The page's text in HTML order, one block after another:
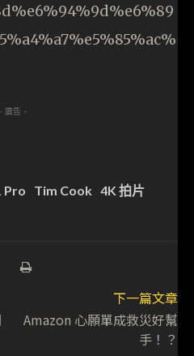
- 廣告 -
Pro Tim Cook 4K 拍片
下一篇文章
Amazon 心願單成救災好幫
手！？